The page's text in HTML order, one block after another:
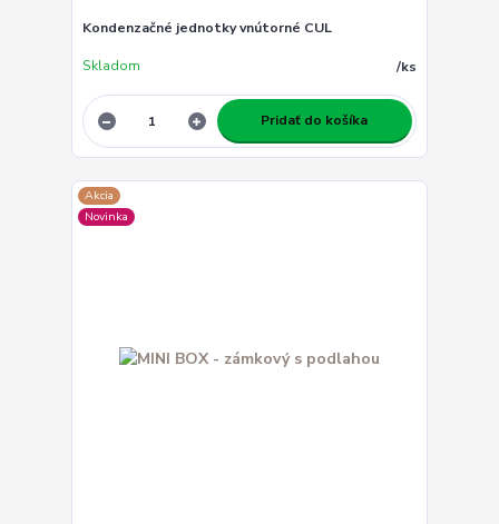
Kondenzačné jednotky vnútorné CUL
/ks
Skladom
Pridať do košíka
Akcia
Novinka